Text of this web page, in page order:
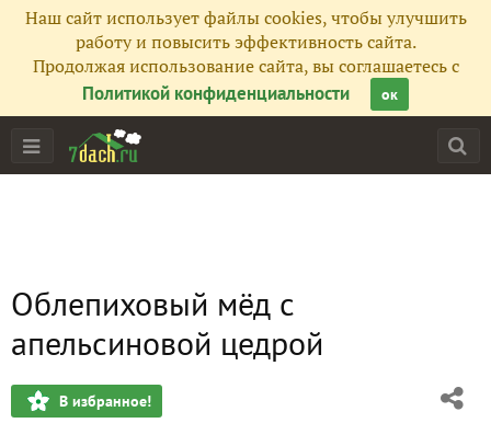
Наш сайт использует файлы cookies, чтобы улучшить
работу и повысить эффективность сайта.
Продолжая использование сайта, вы соглашаетесь с
Политикой конфиденциальности
ок
Облепиховый мёд с
апельсиновой цедрой
В избранное!